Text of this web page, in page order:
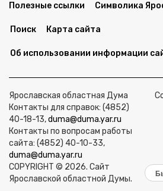
Полезные ссылки Символика
Поиск Карта сайта
Об использовании информации
Ярославская областная Дума
Контакты для справок: (4852)
40-18-13,duma@duma.yar.ru
Контакты по вопросам работы
сайта: (4852) 40-10-33,
duma@duma.yar.ru
COPYRIGHT © 2026. Сайт
Ярославской областной Думы.